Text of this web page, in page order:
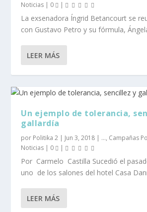
Noticias | 0 |
La exsenadora Íngrid Betancourt se
con Gustavo Petro y su fórmula,
LEER MÁS
Un ejemplo de tolerancia,
gallardía
por Politika 2 | Jun 3, 2018 | ..., Campañas
Noticias | 0 |
Por Carmelo Castilla Sucedió el
uno de los salones del hotel Casa
LEER MÁS